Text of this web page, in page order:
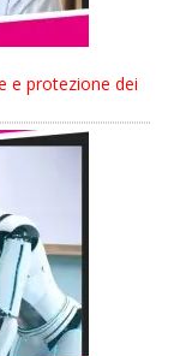
e protezione dei